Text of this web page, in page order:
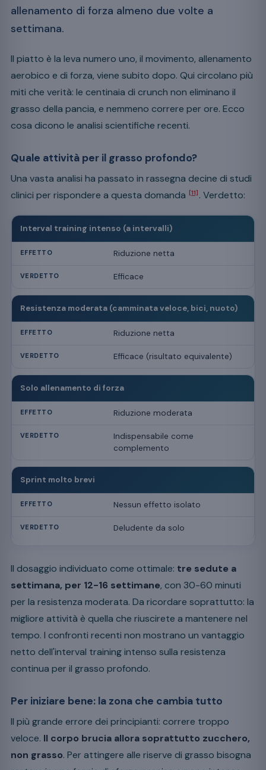
allenamento di forza almeno due volte a
settimana.
Il piatto è la leva numero uno, il movimento, allenamento
aerobico e di forza, viene subito dopo. Qui circolano più
miti che verità: le centinaia di crunch non eliminano il
grasso della pancia, e nemmeno correre per ore. Ecco
cosa dicono le analisi scientifiche recenti.
Quale attività per il grasso profondo?
Una vasta analisi ha passato in rassegna decine di studi
clinici per rispondere a questa domanda
[11] . Verdetto:
Interval training intenso (a intervalli)
Riduzione netta
Efficace
Resistenza moderata (camminata veloce, bici, nuoto)
Riduzione netta
Efficace (risultato equivalente)
Solo allenamento di forza
Riduzione moderata
Indispensabile come
complemento
Sprint molto brevi
Nessun effetto isolato
Deludente da solo
Il dosaggio individuato come ottimale: tre sedute a
settimana, per 12-16 settimane, con 30-60 minuti
per la resistenza moderata. Da ricordare soprattutto: la
migliore attività è quella che riuscirete a mantenere nel
tempo. I confronti recenti non mostrano un vantaggio
netto dell'interval training intenso sulla resistenza
continua per il grasso profondo.
Per iniziare bene: la zona che cambia tutto
Il più grande errore dei principianti: correre troppo
veloce. Il corpo brucia allora soprattutto zucchero,
non grasso. Per attingere alle riserve di grasso bisogna